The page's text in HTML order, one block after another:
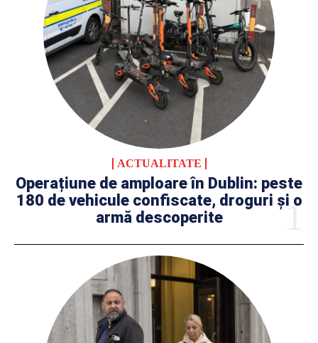
ACTUALITATE
Operațiune de amploare în Dublin: peste
180 de vehicule confiscate, droguri și o
armă descoperite